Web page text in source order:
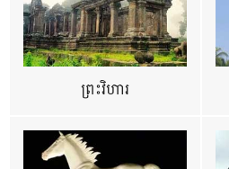
ព្រះវិហារ